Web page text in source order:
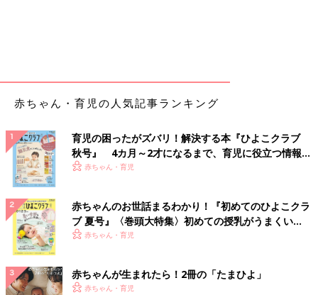
赤ちゃん・育児の人気記事ランキング
育児の困ったがズバリ！解決する本『ひよこクラブ
秋号』 4カ月～2才になるまで、育児に役立つ情報が
いっぱい！
赤ちゃん・育児
赤ちゃんのお世話まるわかり！『初めてのひよこクラ
ブ 夏号』〈巻頭大特集〉初めての授乳がうまくい
く！ おっぱい・ミルクの基本と夏のトラブル 解決テ
赤ちゃん・育児
赤ちゃんが生まれたら！2冊の「たまひよ」
赤ちゃん・育児